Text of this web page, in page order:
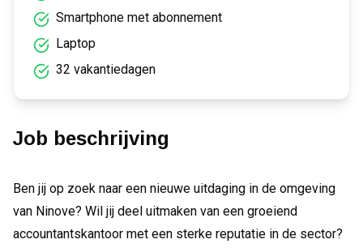
Smartphone met abonnement
Laptop
32 vakantiedagen
Job beschrijving
Ben jij op zoek naar een nieuwe uitdaging in de omgeving
van Ninove? Wil jij deel uitmaken van een groeiend
accountantskantoor met een sterke reputatie in de sector?